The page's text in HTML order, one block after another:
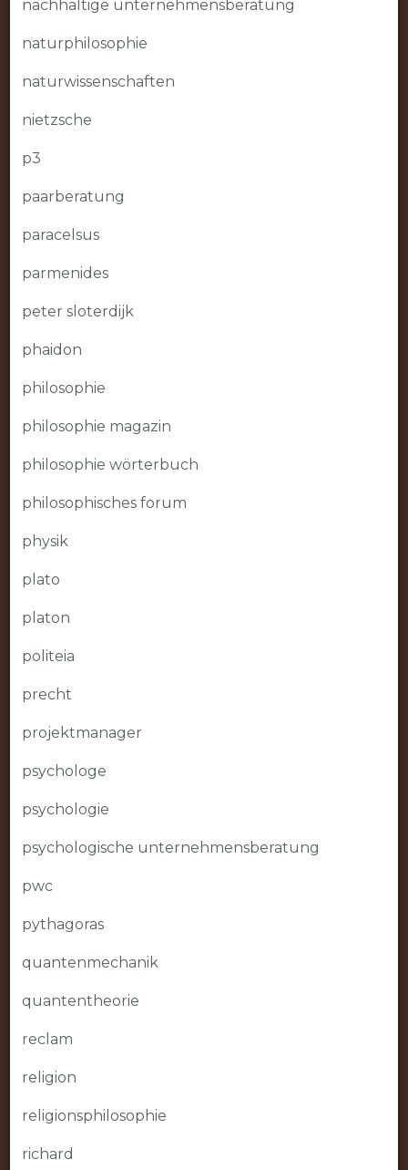
nachhaltige unternehmensberatung
naturphilosophie
naturwissenschaften
nietzsche
p3
paarberatung
paracelsus
parmenides
peter sloterdijk
phaidon
philosophie
philosophie magazin
philosophie wörterbuch
philosophisches forum
physik
plato
platon
politeia
precht
projektmanager
psychologe
psychologie
psychologische unternehmensberatung
pwc
pythagoras
quantenmechanik
quantentheorie
reclam
religion
religionsphilosophie
richard